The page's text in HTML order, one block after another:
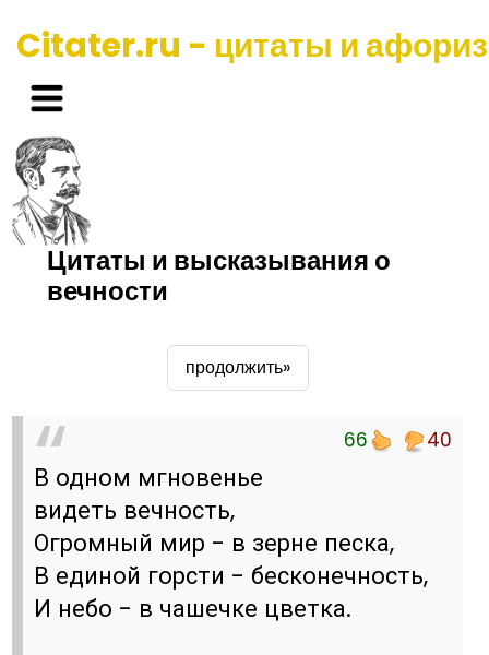
Citater.ru - цитаты и
Цитаты и высказывания о
вечности
продолжить»
66 40
В одном мгновенье
видеть вечность,
Огромный мир - в зерне песка,
В единой горсти - бесконечность,
И небо - в чашечке цветка.